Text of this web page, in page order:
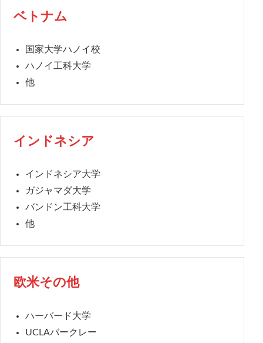
ベトナム
国家大学ハノイ校
ハノイ工科大学
他
インドネシア
インドネシア大学
ガジャマダ大学
バンドン工科大学
他
欧米その他
ハーバード大学
UCLAバークレー